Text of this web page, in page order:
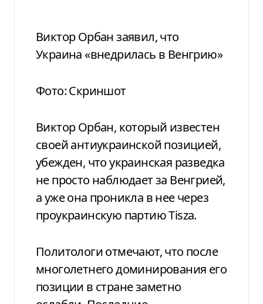
Виктор Орбан заявил, что
Украина «внедрилась в Венгрию»
Фото: Скриншот
Виктор Орбан, который известен
своей антиукраинской позицией,
убежден, что украинская разведка
не просто наблюдает за Венгрией,
а уже она проникла в нее через
проукраинскую партию Tisza.
Политологи отмечают, что после
многолетнего доминирования его
позиции в стране заметно